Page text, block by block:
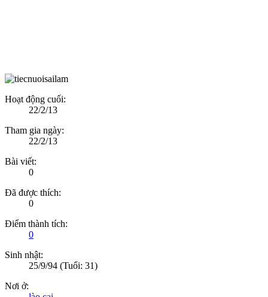
Hoạt động cuối:
22/2/13
Tham gia ngày:
22/2/13
Bài viết:
0
Đã được thích:
0
Điểm thành tích:
0
Sinh nhật:
25/9/94 (Tuổi: 31)
Nơi ở: